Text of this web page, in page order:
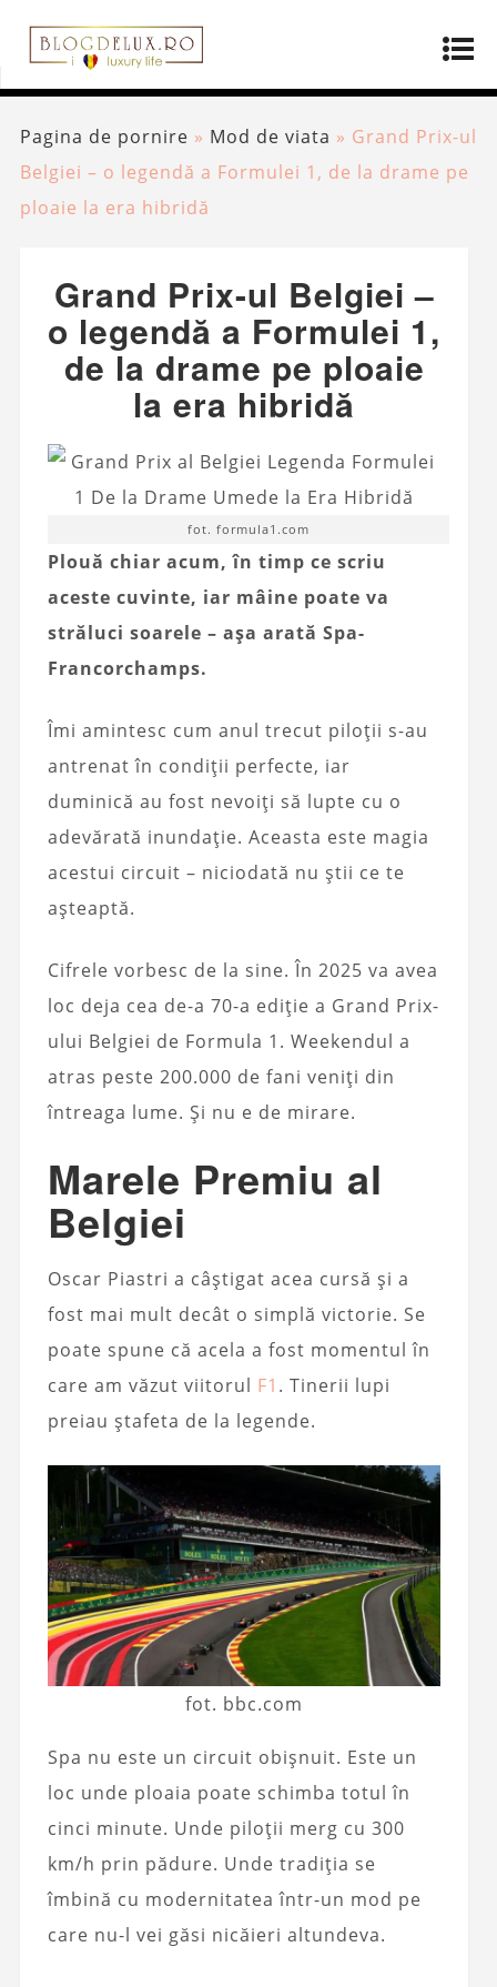
Pagina de pornire » Mod de viata » Grand Prix-ul
Belgiei – o legendă a Formulei 1, de la drame pe
ploaie la era hibridă
Grand Prix-ul Belgiei –
o legendă a Formulei 1,
de la drame pe ploaie
la era hibridă
fot. formula1.com
Plouă chiar acum, în timp ce scriu
aceste cuvinte, iar mâine poate va
străluci soarele – așa arată Spa-
Francorchamps.
Îmi amintesc cum anul trecut piloții s-au
antrenat în condiții perfecte, iar
duminică au fost nevoiți să lupte cu o
adevărată inundație. Aceasta este magia
acestui circuit – niciodată nu știi ce te
așteaptă.
Cifrele vorbesc de la sine. În 2025 va avea
loc deja cea de-a 70-a ediție a Grand Prix-
ului Belgiei de Formula 1. Weekendul a
atras peste 200.000 de fani veniți din
întreaga lume. Și nu e de mirare.
Marele Premiu al
Belgiei
Oscar Piastri a câștigat acea cursă și a
fost mai mult decât o simplă victorie. Se
poate spune că acela a fost momentul în
care am văzut viitorul F1 . Tinerii lupi
preiau ștafeta de la legende.
fot. bbc.com
Spa nu este un circuit obișnuit. Este un
loc unde ploaia poate schimba totul în
cinci minute. Unde piloții merg cu 300
km/h prin pădure. Unde tradiția se
îmbină cu modernitatea într-un mod pe
care nu-l vei găsi nicăieri altundeva.